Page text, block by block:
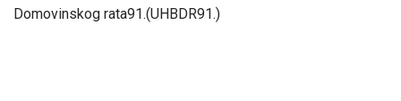
Domovinskog rata91.(UHBDR91.)